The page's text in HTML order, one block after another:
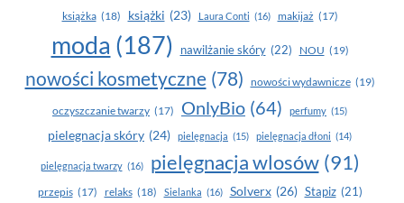
książka (18) książki (23) Laura Conti (16) makijaż (17)
moda (187) nawilżanie skóry (22) NOU (19)
nowości kosmetyczne (78) nowości wydawnicze (19)
oczyszczanie twarzy (17) OnlyBio (64) perfumy (15)
pielegnacja skóry (24) pielęgnacja (15) pielęgnacja dłoni (14)
pielęgnacja twarzy (16) pielęgnacja wlosów (91)
przepis (17) relaks (18) Sielanka (16) Solverx (26) Stapiz (21)